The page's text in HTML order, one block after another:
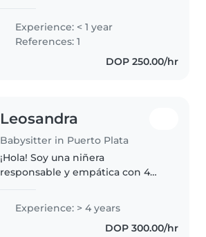
experiencia trabajando como
niñera, he pasado mucho tiempo
cuidando de mis primos
Experience: < 1 year
References: 1
DOP 250.00/hr
Leosandra
Babysitter in Puerto Plata
¡Hola! Soy una niñera
responsable y empática con 4
bebés, niños pequeños y
preescolares. Actualmente, estoy
estudiando la licenciatura en
Experience: > 4 years
DOP 300.00/hr